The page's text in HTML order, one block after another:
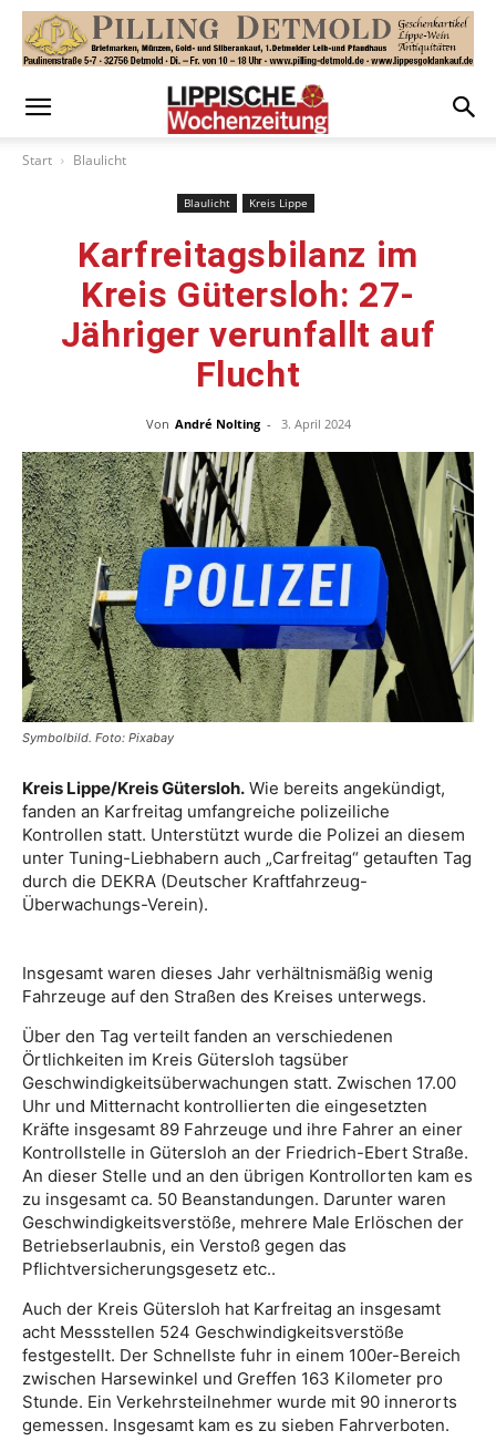
Start Blaulicht
Blaulicht Kreis Lippe
Karfreitagsbilanz im
Kreis Gütersloh: 27-
Jähriger verunfallt auf
Flucht
Von André Nolting - 3. April 2024
Symbolbild. Foto: Pixabay
Kreis Lippe/Kreis Gütersloh. Wie bereits angekündigt,
fanden an Karfreitag umfangreiche polizeiliche
Kontrollen statt. Unterstützt wurde die Polizei an diesem
unter Tuning-Liebhabern auch „Carfreitag“ getauften Tag
durch die DEKRA (Deutscher Kraftfahrzeug-
Überwachungs-Verein).
Insgesamt waren dieses Jahr verhältnismäßig wenig
Fahrzeuge auf den Straßen des Kreises unterwegs.
Über den Tag verteilt fanden an verschiedenen
Örtlichkeiten im Kreis Gütersloh tagsüber
Geschwindigkeitsüberwachungen statt. Zwischen 17.00
Uhr und Mitternacht kontrollierten die eingesetzten
Kräfte insgesamt 89 Fahrzeuge und ihre Fahrer an einer
Kontrollstelle in Gütersloh an der Friedrich-Ebert Straße.
An dieser Stelle und an den übrigen Kontrollorten kam es
zu insgesamt ca. 50 Beanstandungen. Darunter waren
Geschwindigkeitsverstöße, mehrere Male Erlöschen der
Betriebserlaubnis, ein Verstoß gegen das
Pflichtversicherungsgesetz etc..
Auch der Kreis Gütersloh hat Karfreitag an insgesamt
acht Messstellen 524 Geschwindigkeitsverstöße
festgestellt. Der Schnellste fuhr in einem 100er-Bereich
zwischen Harsewinkel und Greffen 163 Kilometer pro
Stunde. Ein Verkehrsteilnehmer wurde mit 90 innerorts
gemessen. Insgesamt kam es zu sieben Fahrverboten.